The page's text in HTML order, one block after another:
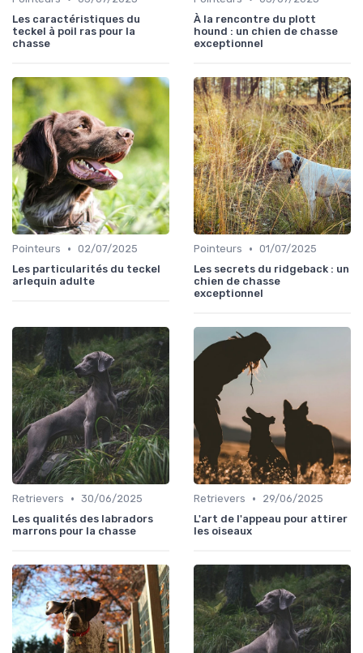
Les caractéristiques du
teckel à poil ras pour la
chasse
À la rencontre du plott
hound : un chien de chasse
exceptionnel
Pointeurs • 02/07/2025
Les particularités du teckel
arlequin adulte
Pointeurs • 01/07/2025
Les secrets du ridgeback : un
chien de chasse
exceptionnel
Retrievers • 30/06/2025
Les qualités des labradors
marrons pour la chasse
Retrievers •
29/06/2025
L'art de l'appeau pour attirer
les oiseaux